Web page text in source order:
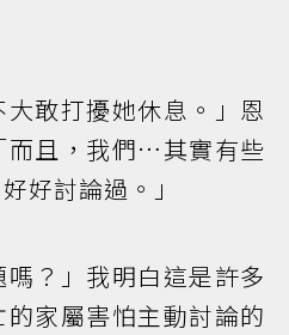
大敢打擾她休息。」恩
而且，我們…其實有些
好討論過。」
嗎？」我明白這是許多
家屬害怕主動討論的